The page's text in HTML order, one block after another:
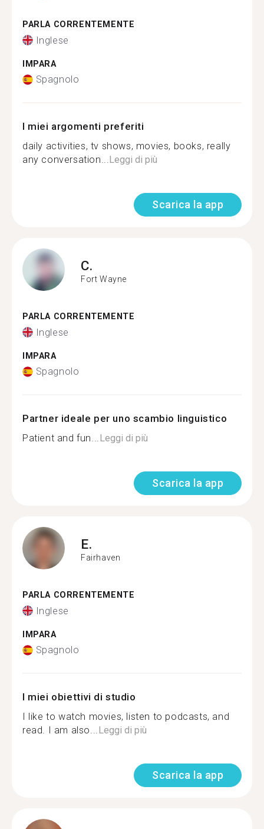
PARLA CORRENTEMENTE
Inglese
IMPARA
Spagnolo
I miei argomenti preferiti
daily activities, tv shows, movies, books, really
any conversation...Leggi di più
Scarica la app
C.
Fort Wayne
PARLA CORRENTEMENTE
Inglese
IMPARA
Spagnolo
Partner ideale per uno scambio linguistico
Patient and fun...Leggi di più
Scarica la app
E.
Fairhaven
PARLA CORRENTEMENTE
Inglese
IMPARA
Spagnolo
I miei obiettivi di studio
I like to watch movies, listen to podcasts, and
read. I am also...Leggi di più
Scarica la app